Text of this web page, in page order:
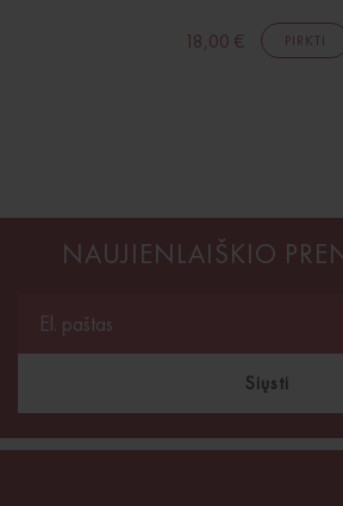
18,00 € PIRKTI
NAUJIENLAIŠKIO
Siųsti